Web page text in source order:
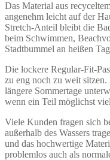
Das Material aus
angenehm leicht auf der
Stretch-Anteil bleibt die
beim Schwimmen,
Stadtbummel an heißen
Die lockere Regular-Fit-
zu eng noch zu weit
längere Sommertage
wenn ein Teil möglichst
Viele Kunden fragen sich
außerhalb des Wassers
und das hochwertige
problemlos auch als